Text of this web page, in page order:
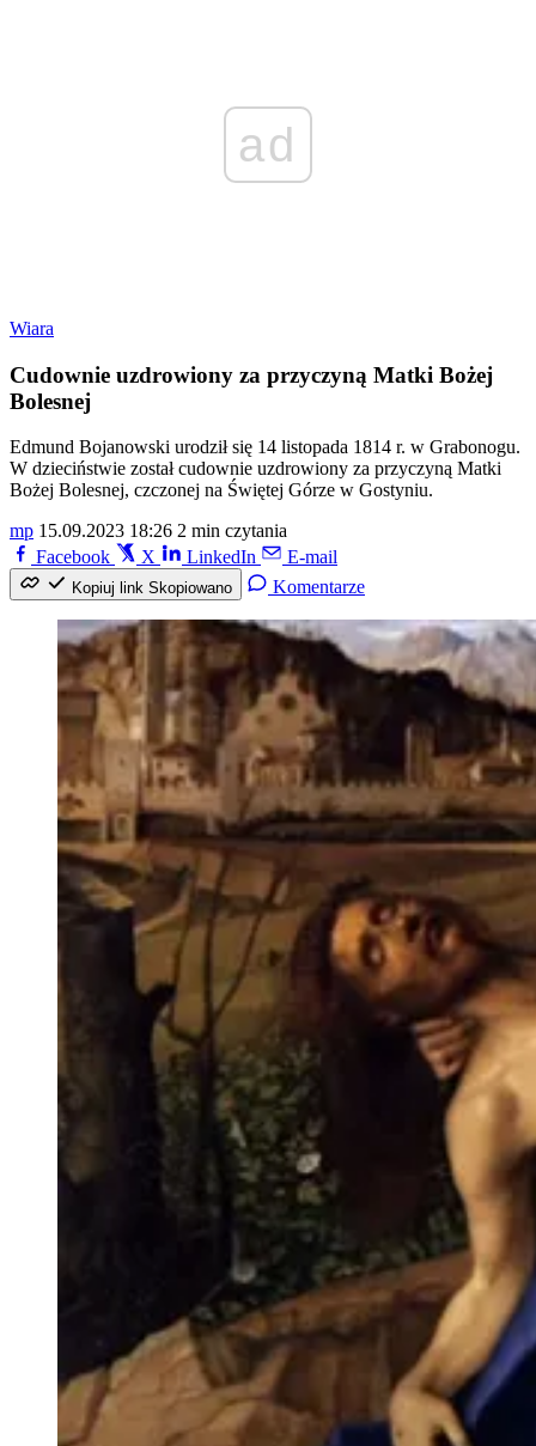
ad
Wiara
Cudownie uzdrowiony za przyczyną Matki Bożej
Bolesnej
Edmund Bojanowski urodził się 14 listopada 1814 r. w Grabonogu.
W dzieciństwie został cudownie uzdrowiony za przyczyną Matki
Bożej Bolesnej, czczonej na Świętej Górze w Gostyniu.
mp 15.09.2023 18:26 2 min czytania
Facebook
X LinkedIn E-mail
Kopiuj link Skopiowano Komentarze